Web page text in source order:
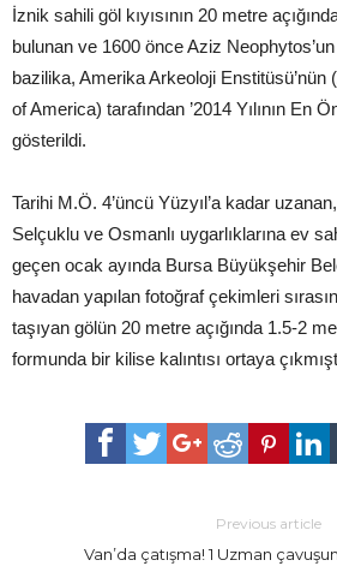
İznik sahili göl kıyısının 20 metre
bulunan ve 1600 önce Aziz
bazilika, Amerika Arkeoloji Enstitüsü’nün
of America) tarafından ’2014 Yılının En
gösterildi.
Tarihi M.Ö. 4’üncü Yüzyıl’a kadar
Selçuklu ve Osmanlı uygarlıklarına ev
geçen ocak ayında Bursa Büyükşehir
havadan yapılan fotoğraf çekimleri
taşıyan gölün 20 metre açığında 1.5-2
formunda bir kilise kalıntısı ortaya
Previous article
Van’da çatışma! 1 Uzman